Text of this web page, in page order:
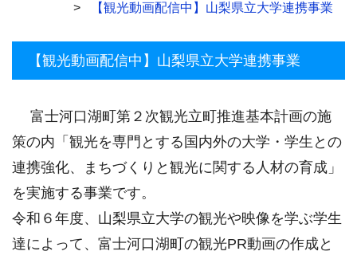
【観光動画配信中】山梨県立大学連携事業
【観光動画配信中】山梨県立大学連携事業
富士河口湖町第２次観光立町推進基本計画の施
策の内「観光を専門とする国内外の大学・学生との
連携強化、まちづくりと観光に関する人材の育成」
を実施する事業です。
令和６年度、山梨県立大学の観光や映像を学ぶ学生
達によって、富士河口湖町の観光PR動画の作成と